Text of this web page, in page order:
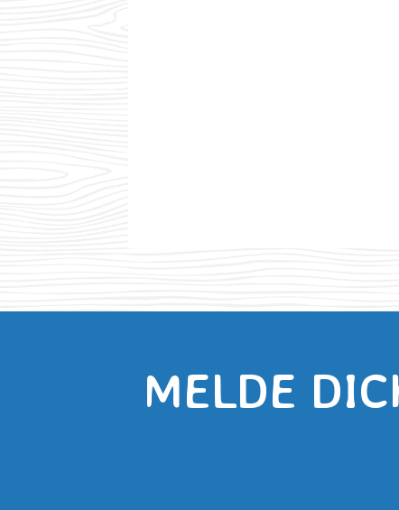
MELDE